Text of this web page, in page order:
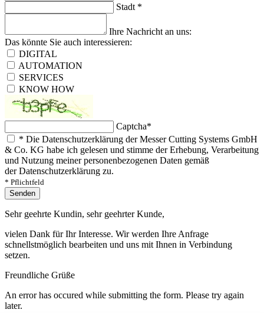
Stadt *
Ihre Nachricht an uns:
Das könnte Sie auch interessieren:
DIGITAL
AUTOMATION
SERVICES
KNOW HOW
Captcha*
* Die Datenschutzerklärung der Messer Cutting Systems GmbH
& Co. KG habe ich gelesen und stimme der Erhebung, Verarbeitung
und Nutzung meiner personenbezogenen Daten gemäß
der Datenschutzerklärung zu.
* Pflichtfeld
Senden
Sehr geehrte Kundin, sehr geehrter Kunde,
vielen Dank für Ihr Interesse. Wir werden Ihre Anfrage
schnellstmöglich bearbeiten und uns mit Ihnen in Verbindung
setzen.
Freundliche Grüße
An error has occured while submitting the form. Please try again
later.